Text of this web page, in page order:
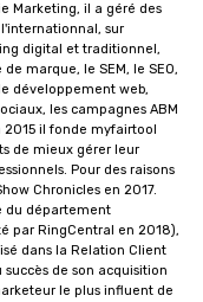
Marketing, il a géré des
sur
digital et traditionnel,
marque, le SEM, le SEO,
développement web,
les campagnes ABM
il fonde myfairtool
de mieux gérer leur
Pour des raisons
Chronicles en 2017.
du département
par RingCentral en 2018),
dans la Relation Client
de son acquisition
le plus influent de